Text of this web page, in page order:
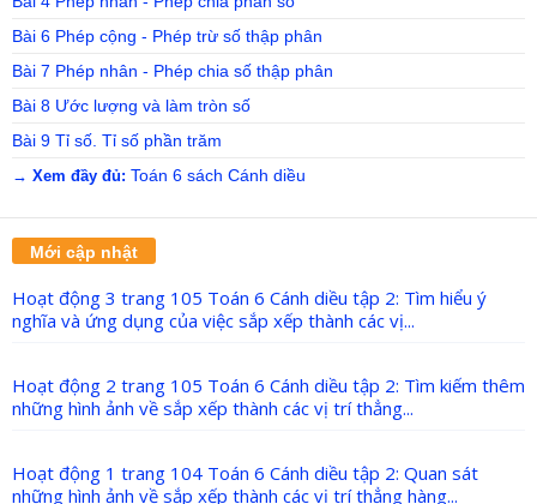
Bài 6 Phép cộng - Phép trừ số thập phân
Bài 7 Phép nhân - Phép chia số thập phân
Bài 8 Ước lượng và làm tròn số
Bài 9 Tỉ số. Tỉ số phần trăm
→ Xem đầy đủ: Toán 6 sách Cánh diều
Mới cập nhật
Hoạt động 3 trang 105 Toán 6 Cánh diều tập 2: Tìm hiểu ý
nghĩa và ứng dụng của việc sắp xếp thành các vị...
Hoạt động 2 trang 105 Toán 6 Cánh diều tập 2: Tìm kiếm thêm
những hình ảnh về sắp xếp thành các vị trí thẳng...
Hoạt động 1 trang 104 Toán 6 Cánh diều tập 2: Quan sát
những hình ảnh về sắp xếp thành các vị trí thẳng hàng...